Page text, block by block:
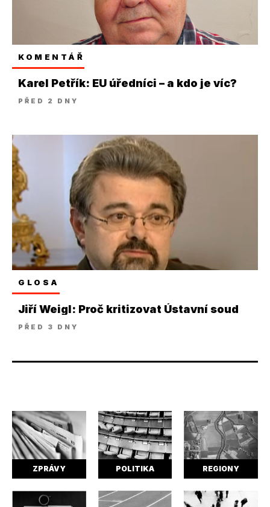
KOMENTÁŘ
Karel Petřík: EU úředníci – a kdo je víc?
PŘED 2 DNY
GLOSA
Jiří Weigl: Proč kritizovat Ústavní soud
PŘED 3 DNY
ZPRÁVY POLITIKA REGIONY